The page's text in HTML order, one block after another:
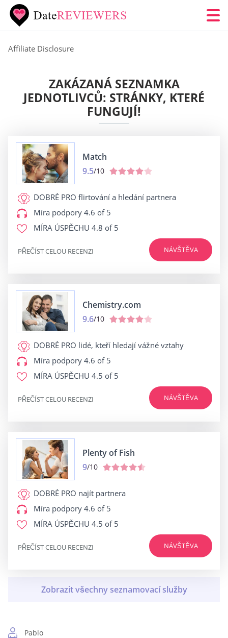
Affiliate Disclosure
ZAKÁZANÁ SEZNAMKA
JEDNOTLIVCŮ: STRÁNKY, KTERÉ
FUNGUJÍ!
Match
9.5/10
DOBRÉ PRO flirtování a hledání partnera
Míra podpory 4.6 of 5
MÍRA ÚSPĚCHU 4.8 of 5
NÁVŠTĚVA
PŘEČÍST CELOU RECENZI
Chemistry.com
9.6/10
DOBRÉ PRO lidé, kteří hledají vážné vztahy
Míra podpory 4.6 of 5
MÍRA ÚSPĚCHU 4.5 of 5
NÁVŠTĚVA
PŘEČÍST CELOU RECENZI
Plenty of Fish
9/10
DOBRÉ PRO najít partnera
Míra podpory 4.6 of 5
MÍRA ÚSPĚCHU 4.5 of 5
NÁVŠTĚVA
PŘEČÍST CELOU RECENZI
Pablo